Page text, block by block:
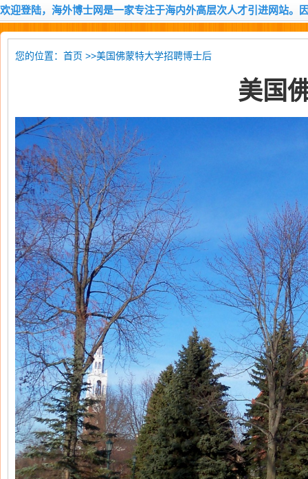
欢迎登陆，海外博士网是一家专注于海内外高层次人才引进网站。
您的位置： 首页 >>美国佛蒙特大学招聘博士后
美国